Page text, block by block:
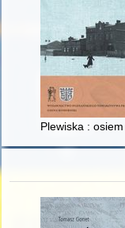
Plewiska :